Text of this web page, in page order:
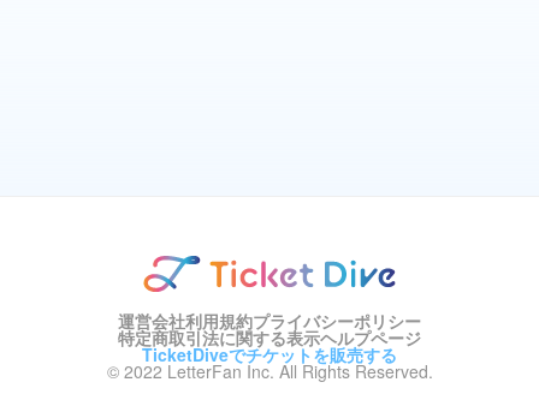
運営会社利用規約プライバシーポリシー
特定商取引法に関する表示ヘルプページ
TicketDiveでチケットを販売する
© 2022 LetterFan Inc. All Rights Reserved.